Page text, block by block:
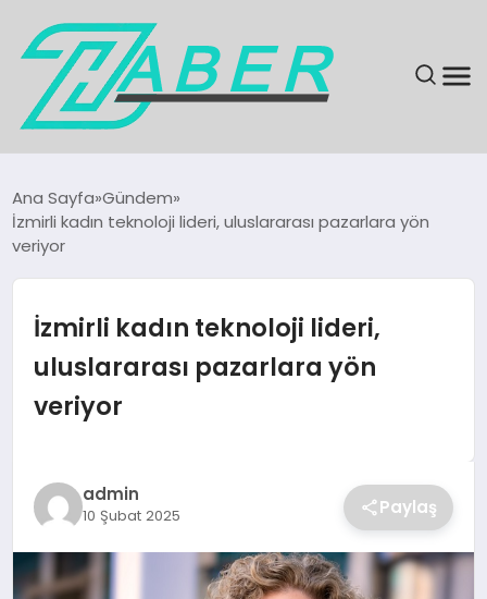
GÜNDEM
EĞITIM
SAĞLIK
SPOR
Ana Sayfa Gündem
İzmirli kadın teknoloji lideri, uluslararası pazarlara yön
veriyor
İzmirli kadın teknoloji lideri,
uluslararası pazarlara yön
veriyor
admin
10 Şubat 2025 Paylaş